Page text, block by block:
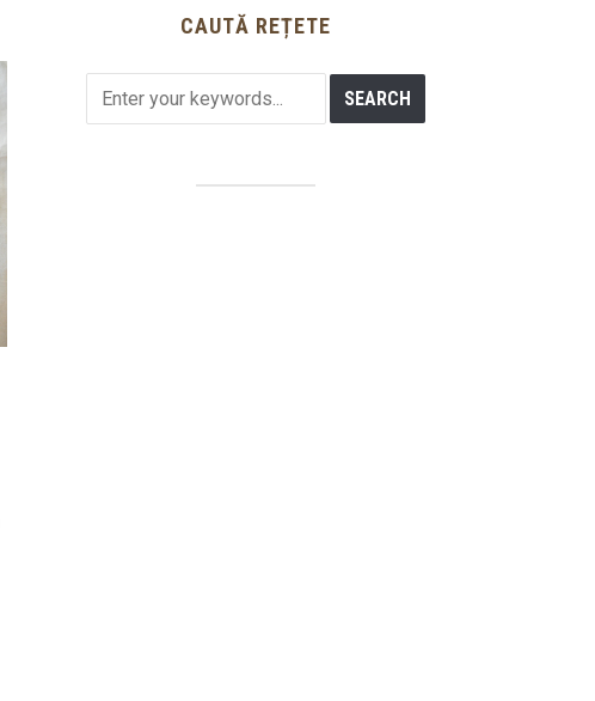
CAUTĂ REȚETE